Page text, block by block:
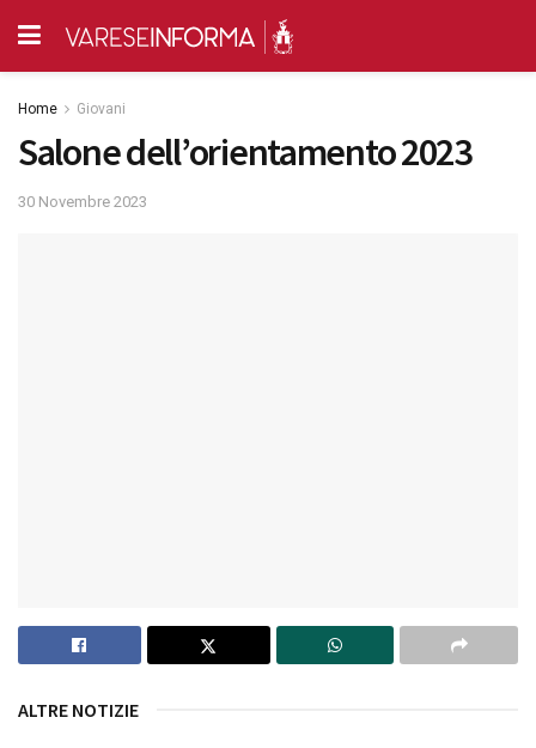
Home Giovani
Salone dell’orientamento 2023
30 Novembre 2023
ALTRE NOTIZIE